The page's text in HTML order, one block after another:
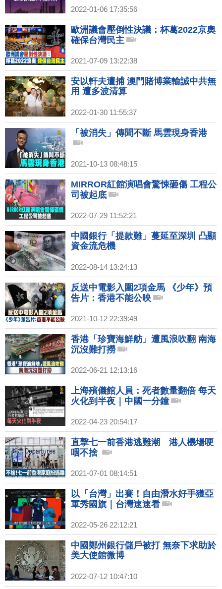
2022-01-06 17:35:56
歐洲議會壓倒性決議：杯葛2022京奧
確保台灣民主
2021-07-09 13:22:38
安以軒夫遭捕 澳門賭博業輸誠中共無
用 遭多波清算
2022-01-30 11:55:37
「被消失」傳聞不斷 馬雲現身香港
2021-10-13 08:48:15
MIRROR紅館演唱會驚悚砸傷 工程公
司被起底
2022-07-29 11:52:21
中國銀行「提款難」蔓延至深圳 凸顯
資金流危機
2022-08-14 13:24:13
反送中電影入圍2項金馬 《少年》預
告片：香港不能公映
2021-10-12 22:39:49
香港「珍寶海鮮舫」遭風浪吹翻 南海
沉沒難打撈
2022-06-21 12:13:16
上海殯儀館人員：死者數量翻倍 每天
火化到半夜｜中國一分鐘
2022-04-23 20:54:17
直擊七一前香港逃難潮 港人機場哽
咽不捨
2021-07-01 08:14:51
以「台灣」出賽！自由潛水好手獲亞
軍秀國旗｜台灣速速看
2022-05-26 22:12:21
中國鄭州銀行儲戶被打 無奈下求助於
美大使館微博
2022-07-12 10:47:10